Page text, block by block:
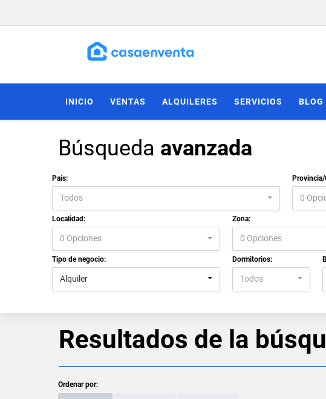
INICIO VENTAS ALQUILERES SERVICIOS BLOG
Búsqueda avanzada
País:
Todos 0
Localidad:
0 Opciones
Zona:
0 Opciones
Tipo de negocio:
Alquiler
Dormitorios:
Todos
Resultados de la
Ordenar por: